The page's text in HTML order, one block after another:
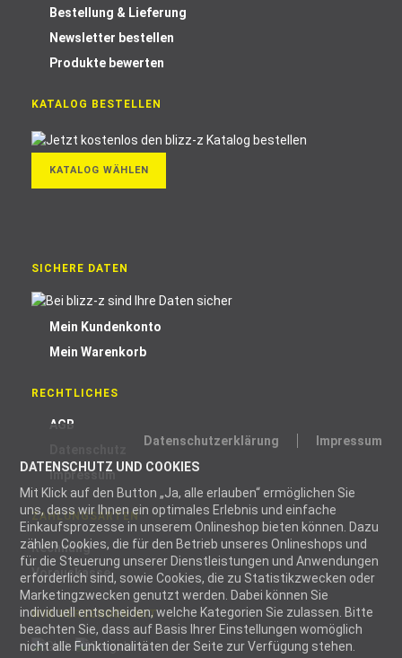
Datenschutzerklärung
Impressum
DATENSCHUTZ UND COOKIES
Mit Klick auf den Button „Ja, alle erlauben“ ermöglichen Sie
uns, dass wir Ihnen ein optimales Erlebnis und einfache
Einkaufsprozesse in unserem Onlineshop bieten können. Dazu
zählen Cookies, die für den Betrieb unseres Onlineshops und
für die Steuerung unserer Dienstleistungen und Anwendungen
erforderlich sind, sowie Cookies, die zu Statistikzwecken oder
Marketingzwecken genutzt werden. Dabei können Sie
individuell entscheiden, welche Kategorien Sie zulassen. Bitte
beachten Sie, dass auf Basis Ihrer Einstellungen womöglich
nicht alle Funktionalitäten der Seite zur Verfügung stehen.
Bestellung & Lieferung
Newsletter bestellen
Produkte bewerten
KATALOG BESTELLEN
KATALOG WÄHLEN
SICHERE DATEN
Mein Kundenkonto
Mein Warenkorb
RECHTLICHES
AGB
Impressum
ZAHLUNGSARTEN
Rechnung
Vorauskasse
WIR VERSENDEN MIT